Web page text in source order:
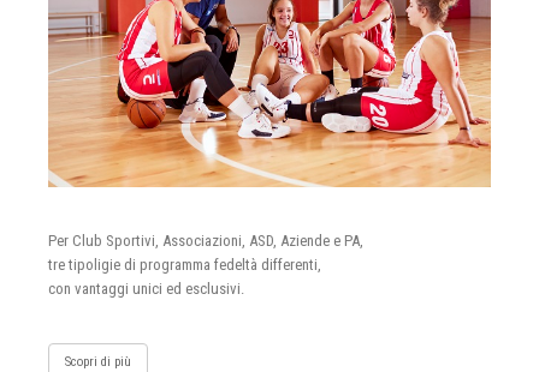
Per Club Sportivi, Associazioni, ASD, Aziende e PA,
tre tipoligie di programma fedeltà differenti,
con vantaggi unici ed esclusivi.
Scopri di più